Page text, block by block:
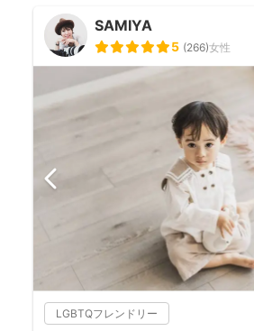
SAMIYA
5 (266)女性
LGBTQフレンドリー